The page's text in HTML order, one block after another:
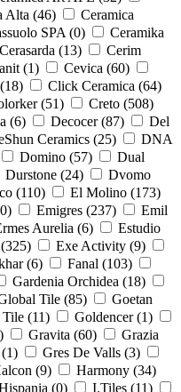
Alta (46)
Ceramica
SPA (0)
Ceramika
Cerasarda (13)
Cerim
(1) Cevica (60)
18) Click Ceramica (64)
(51) Creto (508)
(6) Decocer (87)
Del
Ceramics (25)
DNA
Domino (57)
Dual
Durstone (24)
Dvomo
(110) El Molino (173)
0) Emigres (237)
Emil
Aurelia (6)
Estudio
325) Exe Activity (9)
(6) Fanal (103)
Gardenia Orchidea (18)
Tile (85)
Goetan
Tile (11) Goldencer (1)
) Gravita (60)
Grazia
1) Gres De Valls (3)
(9) Harmony (34)
(0) I.Tiles (11)